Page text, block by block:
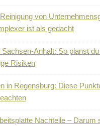
von
ist als gedacht
Sachsen-Anhalt: So planst
Risiken
in Regensburg: Diese
Nachteile – Darum